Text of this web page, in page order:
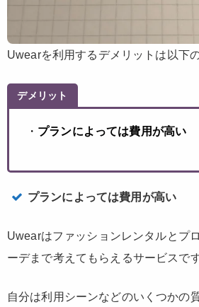
Uwearを利用するデメリットは以下
デメリット
・ プランによっては費用が高い
プランによっては費用が高い
Uwearはファッションレンタルとプ
ーデまで考えてもらえるサービスです
自分は利用シーンなどのいくつかの